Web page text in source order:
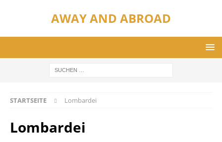
AWAY AND ABROAD
STARTSEITE Lombardei
Lombardei